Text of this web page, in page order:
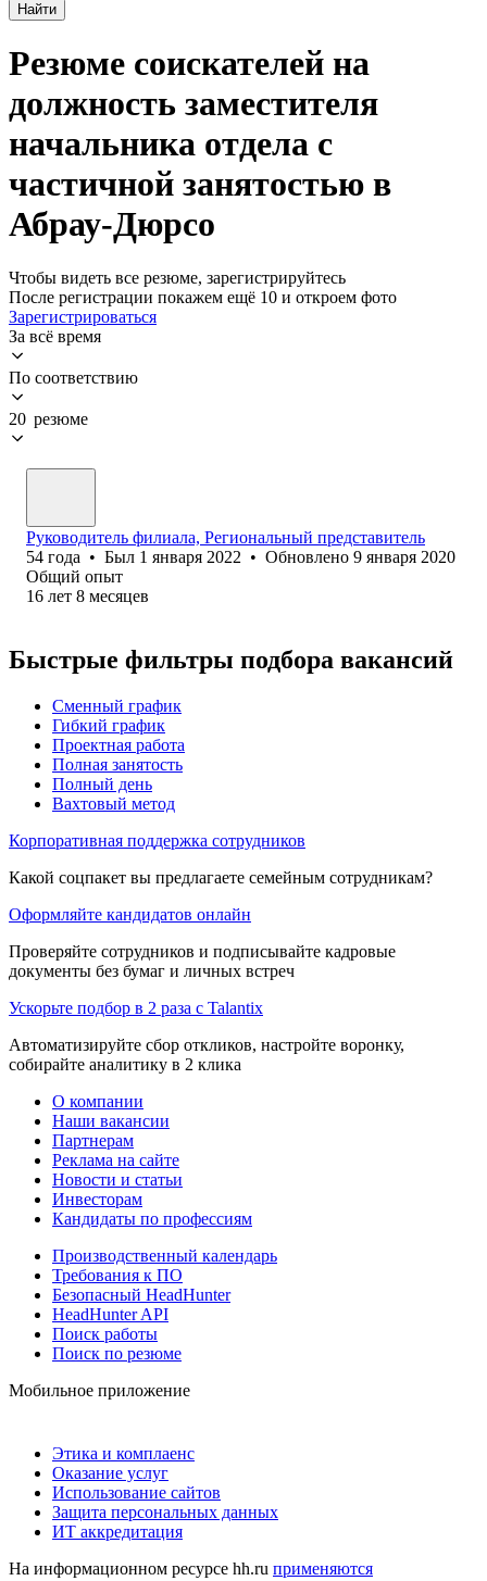
Найти
Резюме соискателей на
должность заместителя
начальника отдела с
частичной занятостью в
Абрау-Дюрсо
Чтобы видеть все резюме, зарегистрируйтесь
После регистрации покажем ещё 10 и откроем фото
Зарегистрироваться
За всё время
По соответствию
20 резюме
Руководитель филиала, Региональный представитель
54 года • Был 1 января 2022 • Обновлено 9 января 2020
Общий опыт
16 лет 8 месяцев
Быстрые фильтры подбора вакансий
Сменный график
Гибкий график
Проектная работа
Полная занятость
Полный день
Вахтовый метод
Корпоративная поддержка сотрудников
Какой соцпакет вы предлагаете семейным сотрудникам?
Оформляйте кандидатов онлайн
Проверяйте сотрудников и подписывайте кадровые
документы без бумаг и личных встреч
Ускорьте подбор в 2 раза с Talantix
Автоматизируйте сбор откликов, настройте воронку,
собирайте аналитику в 2 клика
О компании
Наши вакансии
Партнерам
Реклама на сайте
Новости и статьи
Инвесторам
Кандидаты по профессиям
Производственный календарь
Требования к ПО
Безопасный HeadHunter
HeadHunter API
Поиск работы
Поиск по резюме
Мобильное приложение
Этика и комплаенс
Оказание услуг
Использование сайтов
Защита персональных данных
ИТ аккредитация
На информационном ресурсе hh.ru применяются